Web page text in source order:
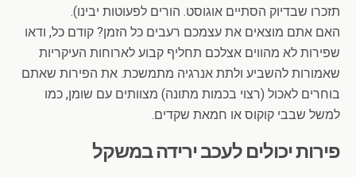
תזכרו שבדיוק הסתיים אוגוסט. הורים לפעוטות יבינו).
האם אתם מוצאים את עצמכם רעבים כל הזמן? קודם כל, ודאו
שפירות לא מהווים אצלכם תחליף קבוע לארוחות העיקריות
שאמורות להשביע ולתת אנרגיה מתמשכת. את הפירות שאתם
בוחרים לאכול (רצוי בכמות מתונה) מצוותים עם שומן, כמו
למשל שבבי קוקוס או חמאת שקדים.
פירות יכולים לעכב ירידה במשקל